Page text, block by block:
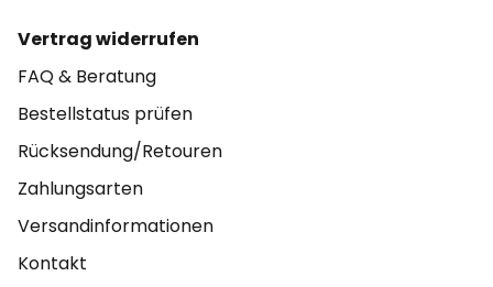
Vertrag widerrufen
FAQ & Beratung
Bestellstatus prüfen
Rücksendung/Retouren
Zahlungsarten
Versandinformationen
Kontakt